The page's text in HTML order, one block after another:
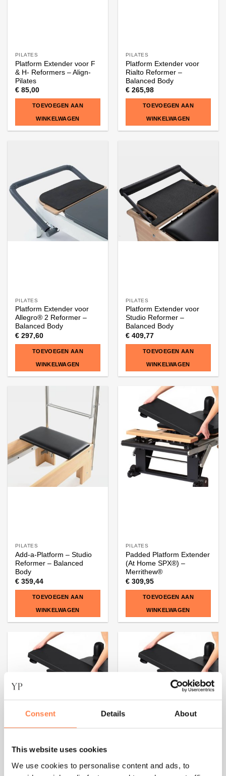
Consent Details About
This website uses cookies
We use cookies to personalise content and ads, to
PILATES
Platform Extender voor F
& H- Reformers – Align-
Pilates
€85,00
TOEVOEGEN AAN
WINKELWAGEN
PILATES
Platform Extender voor
Rialto Reformer –
Balanced Body
€265,98
TOEVOEGEN AAN
WINKELWAGEN
PILATES
Platform Extender voor
Allegro® 2 Reformer –
Balanced Body
€297,60
TOEVOEGEN AAN
WINKELWAGEN
PILATES
Platform Extender voor
Studio Reformer –
Balanced Body
€409,77
TOEVOEGEN AAN
WINKELWAGEN
PILATES
Add-a-Platform – Studio
Reformer – Balanced
Body
€359,44
TOEVOEGEN AAN
WINKELWAGEN
PILATES
Padded Platform Extender
(At Home SPX®) –
Merrithew®
€309,95
TOEVOEGEN AAN
WINKELWAGEN